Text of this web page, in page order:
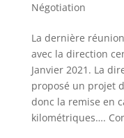
Négotiation
La dernière
avec la direction
Janvier 2021. La
proposé un projet
donc la remise en
kilométriques….